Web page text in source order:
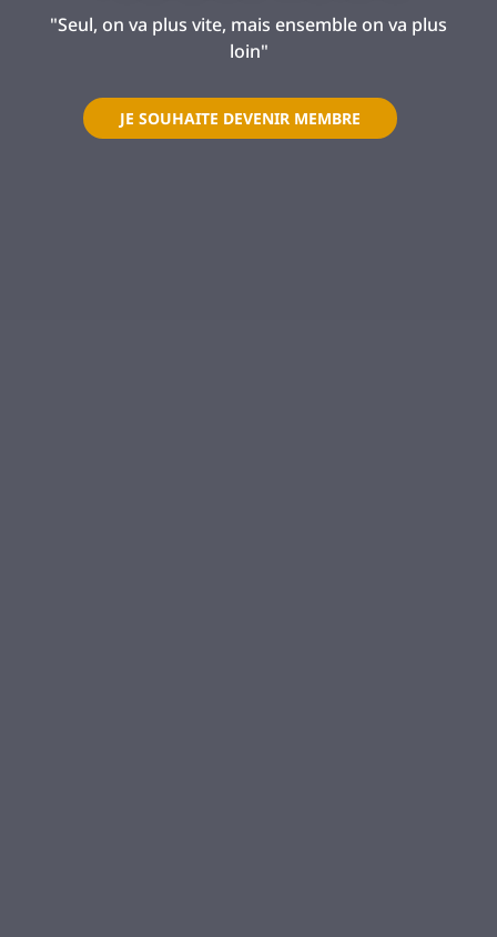
"Seul, on va plus vite, mais ensemble on va plus
loin"
JE SOUHAITE DEVENIR MEMBRE